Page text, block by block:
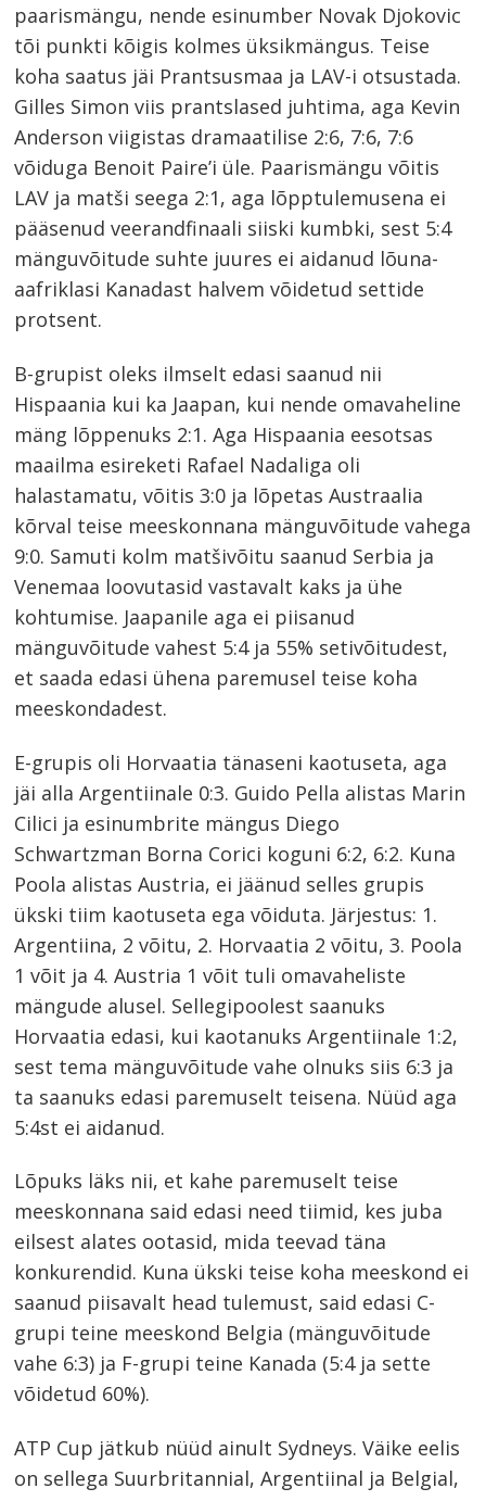
paarismängu, nende esinumber Novak Djokovic
tõi punkti kõigis kolmes üksikmängus. Teise
koha saatus jäi Prantsusmaa ja LAV-i otsustada.
Gilles Simon viis prantslased juhtima, aga Kevin
Anderson viigistas dramaatilise 2:6, 7:6, 7:6
võiduga Benoit Paire’i üle. Paarismängu võitis
LAV ja matši seega 2:1, aga lõpptulemusena ei
pääsenud veerandfinaali siiski kumbki, sest 5:4
mänguvõitude suhte juures ei aidanud lõuna-
aafriklasi Kanadast halvem võidetud settide
protsent.
B-grupist oleks ilmselt edasi saanud nii
Hispaania kui ka Jaapan, kui nende omavaheline
mäng lõppenuks 2:1. Aga Hispaania eesotsas
maailma esireketi Rafael Nadaliga oli
halastamatu, võitis 3:0 ja lõpetas Austraalia
kõrval teise meeskonnana mänguvõitude vahega
9:0. Samuti kolm matšivõitu saanud Serbia ja
Venemaa loovutasid vastavalt kaks ja ühe
kohtumise. Jaapanile aga ei piisanud
mänguvõitude vahest 5:4 ja 55% setivõitudest,
et saada edasi ühena paremusel teise koha
meeskondadest.
E-grupis oli Horvaatia tänaseni kaotuseta, aga
jäi alla Argentiinale 0:3. Guido Pella alistas Marin
Cilici ja esinumbrite mängus Diego
Schwartzman Borna Corici koguni 6:2, 6:2. Kuna
Poola alistas Austria, ei jäänud selles grupis
ükski tiim kaotuseta ega võiduta. Järjestus: 1.
Argentiina, 2 võitu, 2. Horvaatia 2 võitu, 3. Poola
1 võit ja 4. Austria 1 võit tuli omavaheliste
mängude alusel. Sellegipoolest saanuks
Horvaatia edasi, kui kaotanuks Argentiinale 1:2,
sest tema mänguvõitude vahe olnuks siis 6:3 ja
ta saanuks edasi paremuselt teisena. Nüüd aga
5:4st ei aidanud.
Lõpuks läks nii, et kahe paremuselt teise
meeskonnana said edasi need tiimid, kes juba
eilsest alates ootasid, mida teevad täna
konkurendid. Kuna ükski teise koha meeskond ei
saanud piisavalt head tulemust, said edasi C-
grupi teine meeskond Belgia (mänguvõitude
vahe 6:3) ja F-grupi teine Kanada (5:4 ja sette
võidetud 60%).
ATP Cup jätkub nüüd ainult Sydneys. Väike eelis
on sellega Suurbritannial, Argentiinal ja Belgial,